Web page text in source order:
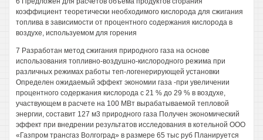
коэффициент теоретически необходимого кислорода для сжигания
топлива в зависимости от процентного содержания кислорода в
воздухе, используемом для горения
7 Разработан метод сжигания природного газа на основе
использования топливно-воздушно-кислородного режима при
различных режимах работы теп-логенерирующей установки
Определен ожидаемый эффект экономии газа -при увеличении
процентного содержания кислорода с 21 % до 29 % в воздухе,
участвующем в расчете на 100 МВт вырабатываемой тепловой
энергии, составит 127 м3 природного газа Получен экономический
эффект при внедрении результатов исследования в котельной ООО
«Газпром трансгаз Волгоград» в размере 65 тыс руб Планируется